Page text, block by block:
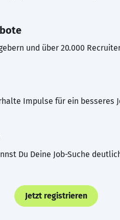
und über 20.000
Impulse für ein besseres
Du Deine Job-Suche
Jetzt registrieren